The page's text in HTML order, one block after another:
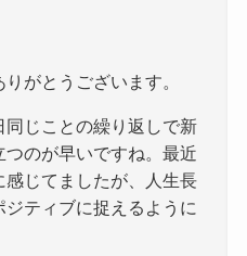
がとうございます。
じことの繰り返しで新
のが早いですね。最近
じてましたが、人生長
ジティブに捉えるように